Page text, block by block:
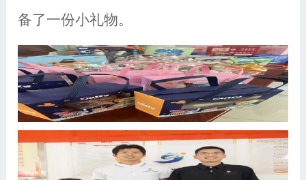
备了一份小礼物。